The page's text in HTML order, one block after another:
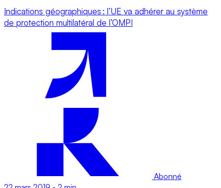
Indications géographiques : l’UE va adhérer au système
de protection multilatéral de l’OMPI
Abonné